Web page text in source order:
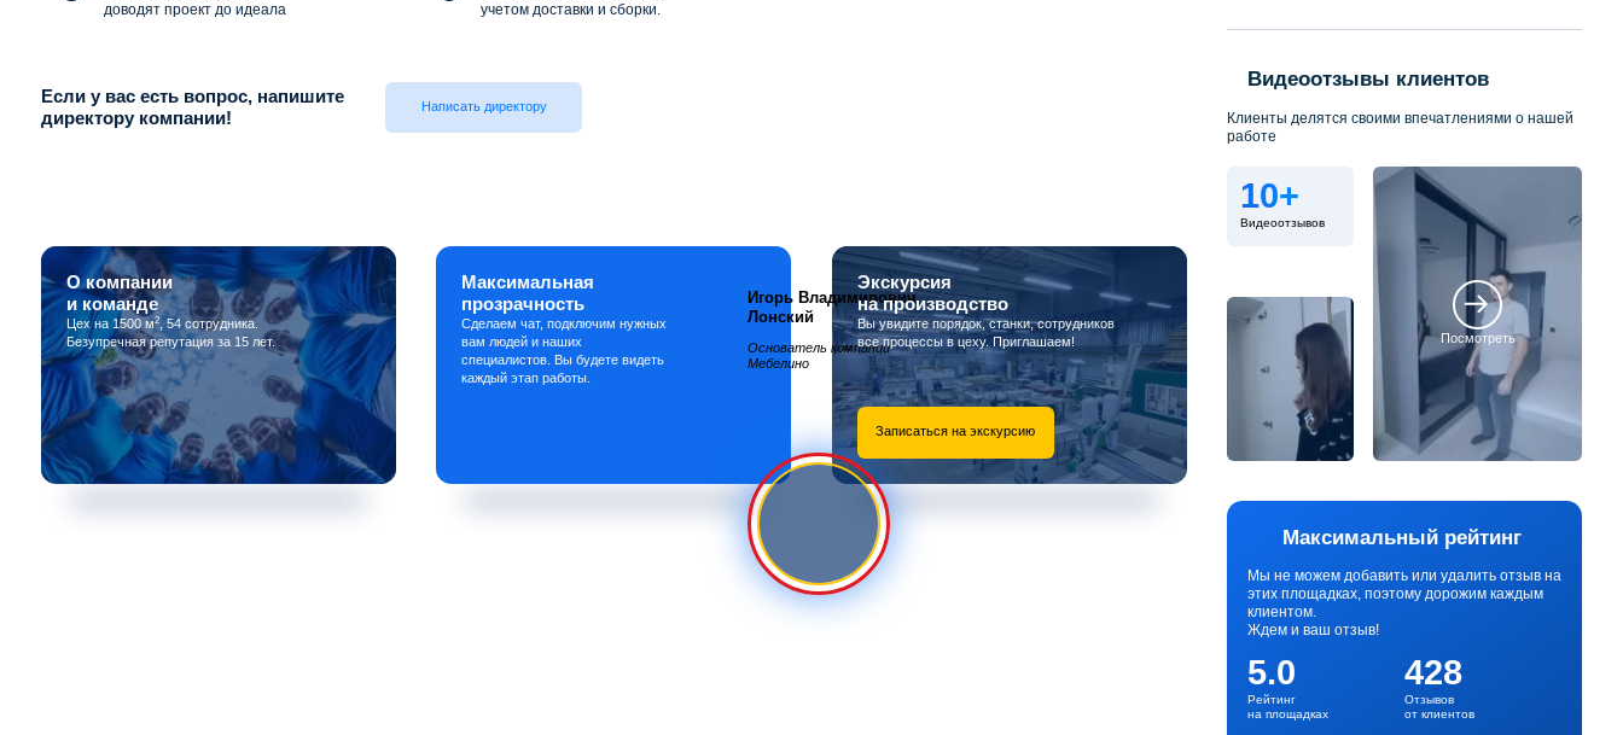
доводят проект до идеала
учетом доставки и сборки.
Если у вас есть вопрос, напишите
директору компании!
Написать директору
Игорь Владимирович
Лонский
Основатель компании
Мебелино
О компании
и команде
Цех на 1500 м2, 54 сотрудника.
Безупречная репутация за 15 лет.
Максимальная
прозрачность
Сделаем чат, подключим нужных
вам людей и наших
специалистов. Вы будете видеть
каждый этап работы.
Экскурсия
на производство
Вы увидите порядок, станки, сотрудников
все процессы в цеху. Приглашаем!
Записаться на экскурсию
Видеоотзывы клиентов
Клиенты делятся своими впечатлениями о нашей
работе
10+
Видеоотзывов
Посмотреть
Максимальный рейтинг
Мы не можем добавить или удалить отзыв на
этих площадках, поэтому дорожим каждым
клиентом.
Ждем и ваш отзыв!
5.0
Рейтинг
на площадках
428
Отзывов
от клиентов